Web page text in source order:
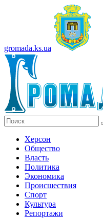
gromada.ks.ua
Херсон
Общество
Власть
Политика
Экономика
Происшествия
Спорт
Культура
Репортажи